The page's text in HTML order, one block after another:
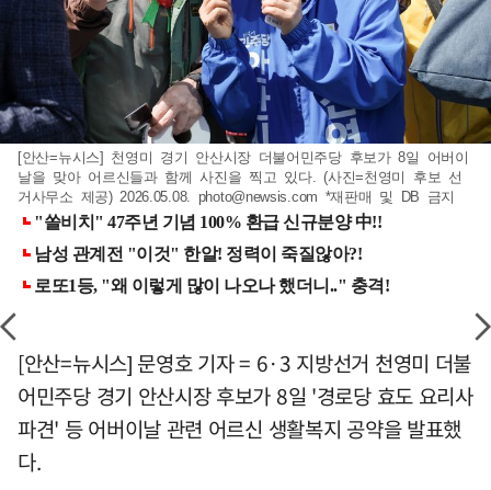
[안산=뉴시스] 천영미 경기 안산시장 더불어민주당 후보가 8일 어버이
날을 맞아 어르신들과 함께 사진을 찍고 있다. (사진=천영미 후보 선
거사무소 제공) 2026.05.08. photo@newsis.com *재판매 및 DB 금지
[안산=뉴시스] 문영호 기자 = 6·3 지방선거 천영미 더불
어민주당 경기 안산시장 후보가 8일 '경로당 효도 요리사
파견' 등 어버이날 관련 어르신 생활복지 공약을 발표했
다.